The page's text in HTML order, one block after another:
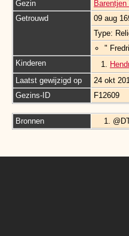
Gezin
Getrouwd
09 aug
Type:
"
Kinderen
1.
Laatst gewijzigd op
24 okt
Gezins-ID
F12609
Bronnen